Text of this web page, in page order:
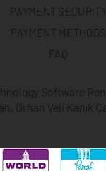
PAYMENT SECURITY
PAYMENT METHODS
FAQ
Software
Orhan Veli Kanık